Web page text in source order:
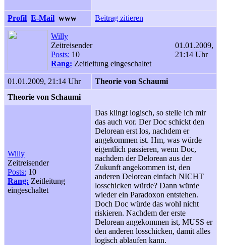
Profil E-Mail www Beitrag zitieren
Willy
Zeitreisender
Posts: 10
Rang: Zeitleitung eingeschaltet
01.01.2009,
21:14 Uhr
01.01.2009, 21:14 Uhr
Theorie von Schaumi
Theorie von Schaumi
Willy
Zeitreisender
Posts: 10
Rang: Zeitleitung
eingeschaltet
Das klingt logisch, so stelle ich mir
das auch vor. Der Doc schickt den
Delorean erst los, nachdem er
angekommen ist. Hm, was würde
eigentlich passieren, wenn Doc,
nachdem der Delorean aus der
Zukunft angekommen ist, den
anderen Delorean einfach NICHT
losschicken würde? Dann würde
wieder ein Paradoxon entstehen.
Doch Doc würde das wohl nicht
riskieren. Nachdem der erste
Delorean angekommen ist, MUSS er
den anderen losschicken, damit alles
logisch ablaufen kann.